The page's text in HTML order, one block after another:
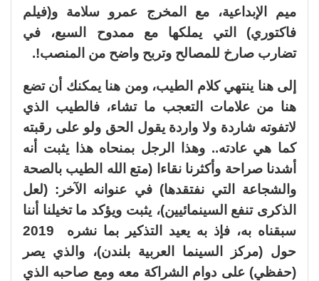
ميم الإبداعية، مع المخرج عمرو سلامة و(فيلم
فاكتوري) التي يملكها مع ممدوح السبع، في
تضارب صارخ للمصالح وتربح واضح من المنصب!.
إلى هنا ينتهي كلام الطيب، ومن هنا يمكنك أن تضع
هنا من علامات التعجب ما تشاء، فالطيب الذي
لاتفوته شاردة ولا واردة يقول الحق ولو على رقبته
كما هي عادته.. وهذا الرجل بمنحاه هذا يثبت أنه
أشدنا صراحة وأكثرنا نقاءا (متع الله الطيب بالصحة
والشجاعة التي نفتقدها) في عنوانه الآخر: (لعل
الذكرى تنفع السينمائيين)، يثبت ويؤكد ما تخيلنا أننا
سبقناه به، فإذ به يعيد التذكير بما نشره 2019
حول (مركز السينما العربية بلندن)، والذي يصر
(حفظي) على دوام الشراكة معه ومع صاحبه الذي